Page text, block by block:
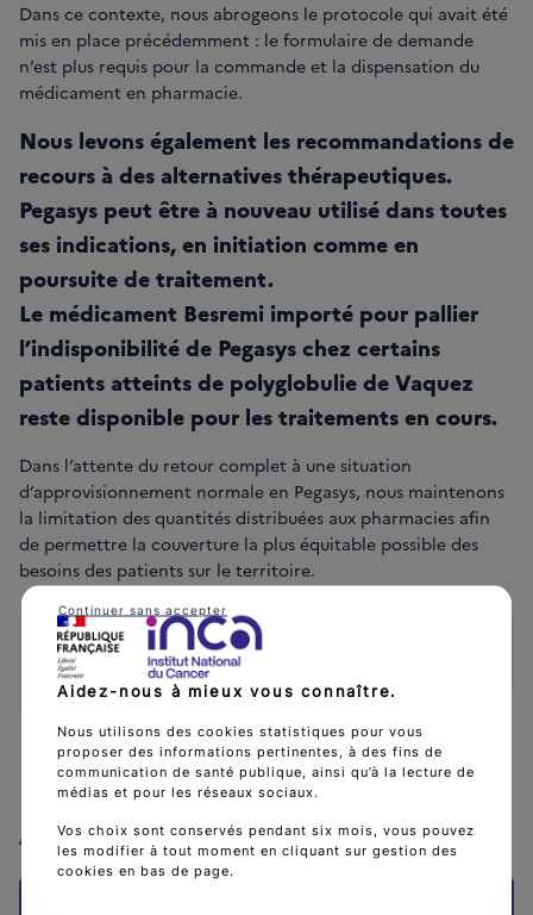
Dans ce contexte, nous abrogeons le protocole qui avait été
mis en place précédemment : le formulaire de demande
n’est plus requis pour la commande et la dispensation du
médicament en pharmacie.
Nous levons également les recommandations de
recours à des alternatives thérapeutiques.
Pegasys peut être à nouveau utilisé dans toutes
ses indications, en initiation comme en
poursuite de traitement.
Le médicament Besremi importé pour pallier
l’indisponibilité de Pegasys chez certains
patients atteints de polyglobulie de Vaquez
reste disponible pour les traitements en cours.
Dans l’attente du retour complet à une situation
d’approvisionnement normale en Pegasys, nous maintenons
la limitation des quantités distribuées aux pharmacies afin
de permettre la couverture la plus équitable possible des
besoins des patients sur le territoire.
Pour en savoir plus, consulter le
A lire aussi
Aidez-nous à mieux vous connaître.
Nous utilisons des cookies statistiques pour vous
proposer des informations pertinentes, à des fins de
communication de santé publique, ainsi qu’à la lecture de
médias et pour les réseaux sociaux.
Vos choix sont conservés pendant six mois, vous pouvez
les modifier à tout moment en cliquant sur gestion des
cookies en bas de page.
Continuer sans accepter